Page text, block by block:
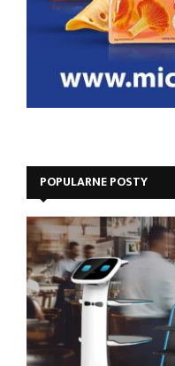
POPULARNE POSTY